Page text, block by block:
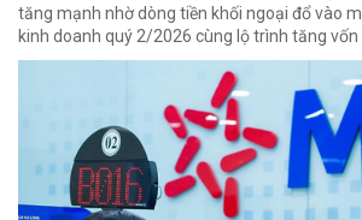
tăng mạnh nhờ dòng tiền khối ngoại đổ vào
kinh doanh quý 2/2026 cùng lộ trình tăng vốn